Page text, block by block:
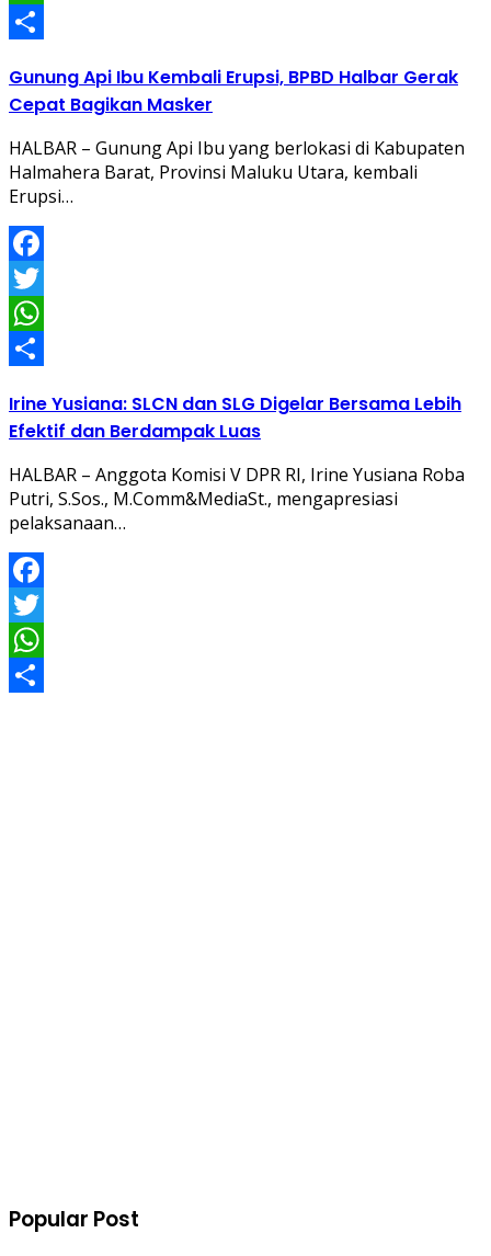
WhatsApp
Gunung Api Ibu Kembali Erupsi, BPBD Halbar Gerak
Cepat Bagikan Masker
HALBAR – Gunung Api Ibu yang berlokasi di Kabupaten
Halmahera Barat, Provinsi Maluku Utara, kembali
Erupsi…
Facebook
Twitter
WhatsApp
Irine Yusiana: SLCN dan SLG Digelar Bersama Lebih
Efektif dan Berdampak Luas
HALBAR – Anggota Komisi V DPR RI, Irine Yusiana Roba
Putri, S.Sos., M.Comm&MediaSt., mengapresiasi
pelaksanaan…
Facebook
Twitter
WhatsApp
Popular Post